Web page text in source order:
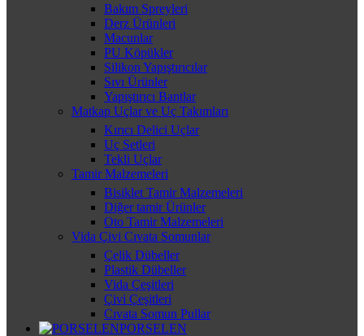
Bakım Spreyleri
Derz Ürünleri
Macunlar
PU Köpükler
Silikon Yapıştırıcılar
Sıvı Ürünler
Yapıştırıcı Bantlar
Matkap Uçlar ve Uç Takımları
Kırıcı Delici Uçlar
Uç Setleri
Tekli Uçlar
Tamir Malzemeleri
Bisiklet Tamir Malzemeleri
Diğer tamir Ürünler
Oto Tamir Malzemeleri
Vida Çivi Cıvata Somunlar
Çelik Dübeller
Plastik Dübeller
Vida Çeşitleri
Çivi Çeşitleri
Cıvata Somun Pullar
PORSELEN